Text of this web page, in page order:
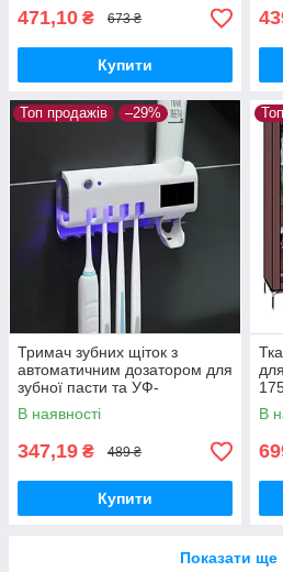
471,10 ₴ 673 ₴
Купити
Топ продажів –29%
Тримач зубних щіток з
автоматичним дозатором для
зубної пасти та УФ-
Стерилізатор 3 в 1
В наявності
347,19 ₴ 489 ₴
Купити
В
Показати ще